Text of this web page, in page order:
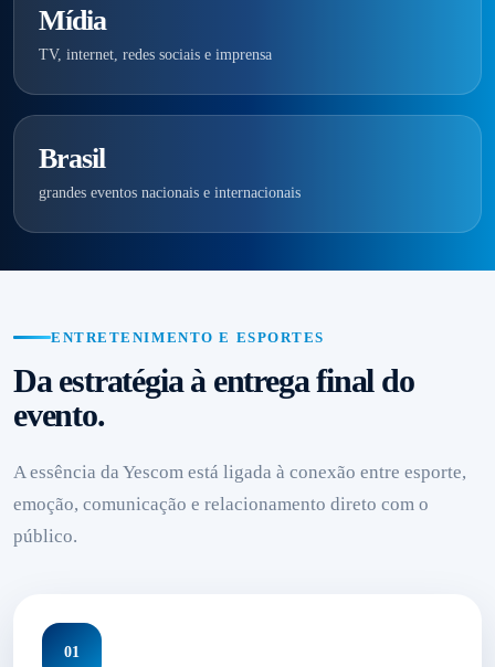
Mídia
TV, internet, redes sociais e imprensa
Brasil
grandes eventos nacionais e internacionais
ENTRETENIMENTO E ESPORTES
Da estratégia à entrega final do
evento.
A essência da Yescom está ligada à conexão entre esporte,
emoção, comunicação e relacionamento direto com o
público.
01